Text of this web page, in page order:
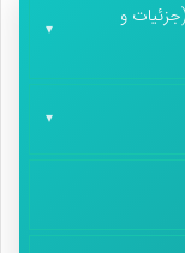
منطقه 1 تهران + (جزئیات و